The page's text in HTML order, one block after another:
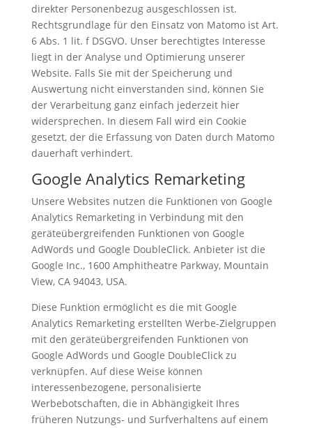
direkter Personenbezug ausgeschlossen ist.
Rechtsgrundlage für den Einsatz von Matomo ist Art.
6 Abs. 1 lit. f DSGVO. Unser berechtigtes Interesse
liegt in der Analyse und Optimierung unserer
Website. Falls Sie mit der Speicherung und
Auswertung nicht einverstanden sind, können Sie
der Verarbeitung ganz einfach jederzeit hier
widersprechen. In diesem Fall wird ein Cookie
gesetzt, der die Erfassung von Daten durch Matomo
dauerhaft verhindert.
Google Analytics Remarketing
Unsere Websites nutzen die Funktionen von Google
Analytics Remarketing in Verbindung mit den
geräteübergreifenden Funktionen von Google
AdWords und Google DoubleClick. Anbieter ist die
Google Inc., 1600 Amphitheatre Parkway, Mountain
View, CA 94043, USA.
Diese Funktion ermöglicht es die mit Google
Analytics Remarketing erstellten Werbe-Zielgruppen
mit den geräteübergreifenden Funktionen von
Google AdWords und Google DoubleClick zu
verknüpfen. Auf diese Weise können
interessenbezogene, personalisierte
Werbebotschaften, die in Abhängigkeit Ihres
früheren Nutzungs- und Surfverhaltens auf einem